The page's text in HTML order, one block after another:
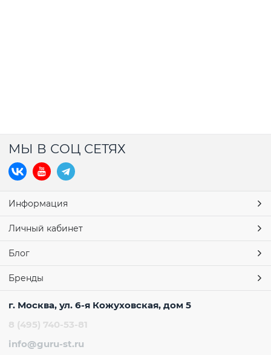
МЫ В СОЦ СЕТЯХ
Информация
Личный кабинет
Блог
Бренды
г. Москва, ул. 6-я Кожуховская, дом 5
8 (495) 740-53-81
info@guru-st.ru